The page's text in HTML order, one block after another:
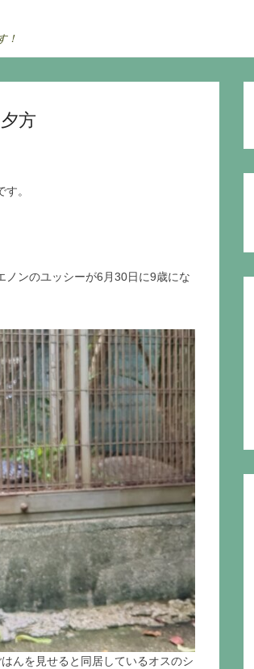
！
方
。
ノンのユッシーが6月30日に9歳にな
んを見せると同居しているオスのシ